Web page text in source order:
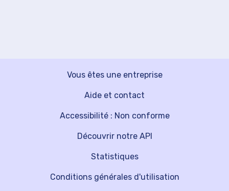
Vous êtes une entreprise
Découvrir notre API
Aide et contact
Statistiques
Accessibilité : Non conforme
Conditions générales d'utilisation